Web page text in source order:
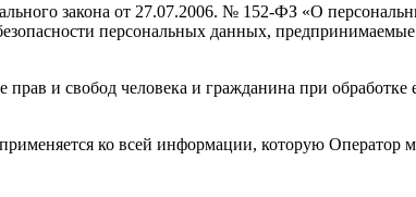
закона от 27.07.2006. № 152-ФЗ «О
персональных данных,
и свобод человека и гражданина при
ко всей информации, которую Оператор